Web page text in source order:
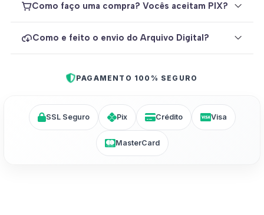
Como faço uma compra? Vocês aceitam PIX?
Como e feito o envio do Arquivo Digital?
PAGAMENTO 100% SEGURO
SSL Seguro Pix Crédito Visa
MasterCard